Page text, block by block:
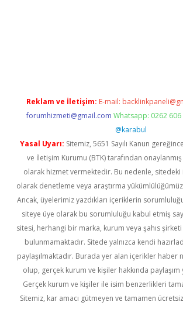
Reklam ve İletişim: E-mail:
forumhizmeti@gmail.com Whatsapp: 0262 606
@karabul
Yasal Uyarı: Sitemiz, 5651 Sayılı Kanun
ve İletişim Kurumu (BTK) tarafından onaylanmış
olarak hizmet vermektedir. Bu nedenle,
olarak denetleme veya araştırma
Ancak, üyelerimiz yazdıkları içeriklerin
siteye üye olarak bu sorumluluğu kabul etmiş
sitesi, herhangi bir marka, kurum veya şahıs şirketi
bulunmamaktadır. Sitede yalnızca kendi
paylaşılmaktadır. Burada yer alan içerikler haber
olup, gerçek kurum ve kişiler hakkında paylaşım
Gerçek kurum ve kişiler ile isim benzerlikleri
Sitemiz, kar amacı gütmeyen ve tamamen